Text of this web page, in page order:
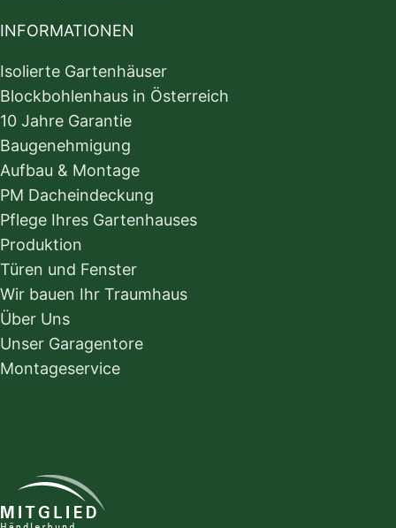
INFORMATIONEN
Isolierte Gartenhäuser
Blockbohlenhaus in Österreich
10 Jahre Garantie
Baugenehmigung
Aufbau & Montage
PM Dacheindeckung
Pflege Ihres Gartenhauses
Produktion
Türen und Fenster
Wir bauen Ihr Traumhaus
Über Uns
Unser Garagentore
Montageservice